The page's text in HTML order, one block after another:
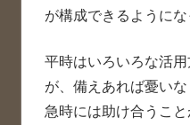
が構成できるようにな
平時はいろいろな活
が、備えあれば憂い
急時には助け合うこと